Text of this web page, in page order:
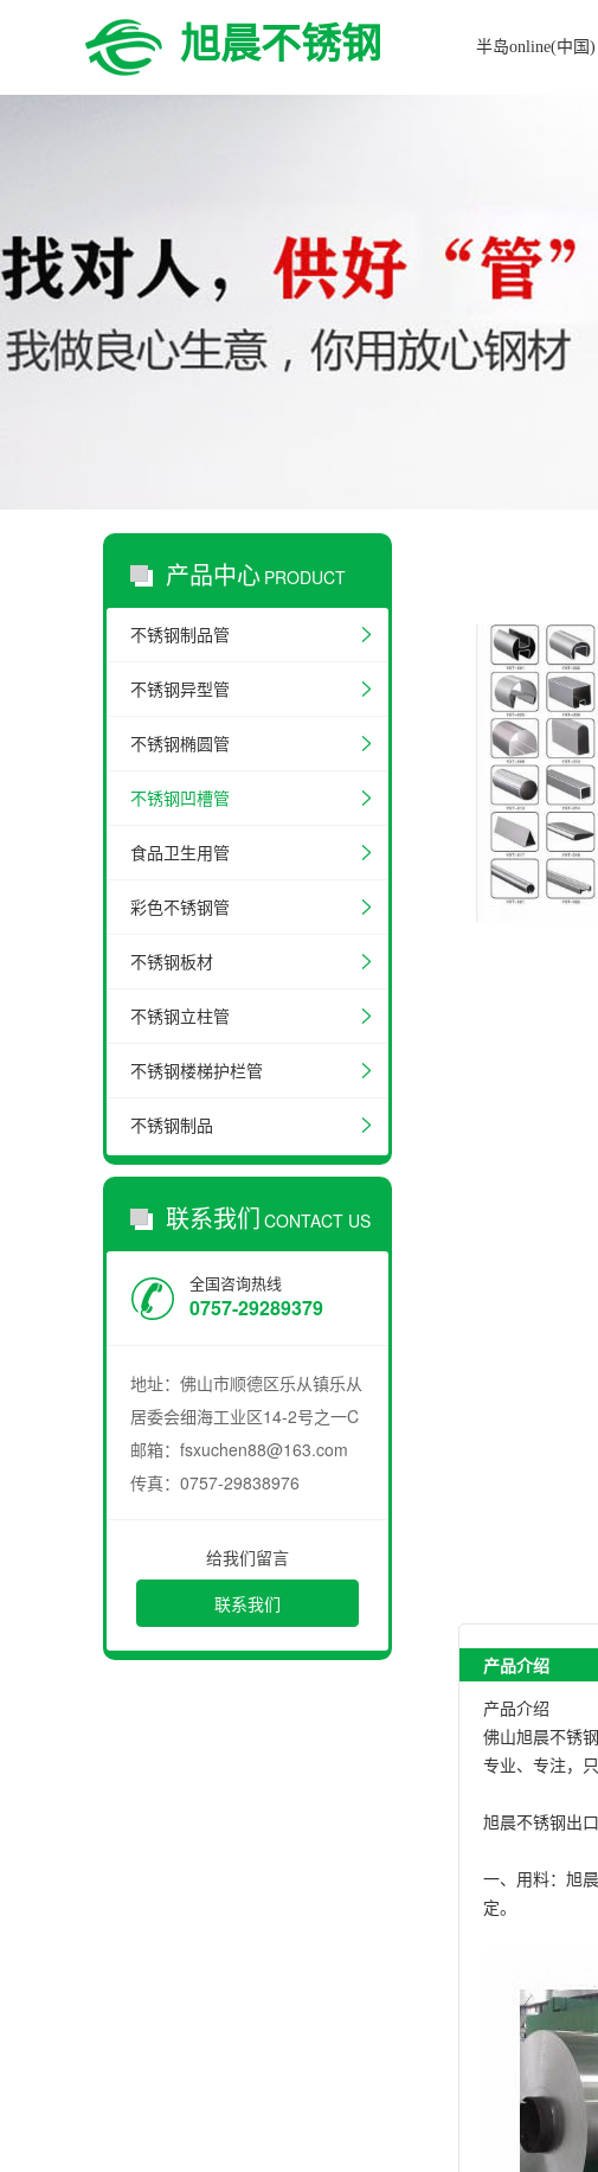
旭晨不锈钢 半岛online(中国)
产品中心 PRODUCT
不锈钢制品管
不锈钢异型管
不锈钢椭圆管
不锈钢凹槽管
食品卫生用管
彩色不锈钢管
不锈钢板材
不锈钢立柱管
不锈钢楼梯护栏管
不锈钢制品
联系我们 CONTACT US
全国咨询热线
0757-29289379
地址：佛山市顺德区乐从镇乐从
居委会细海工业区14-2号之一C
邮箱：fsxuchen88@163.com
传真：0757-29838976
给我们留言
联系我们
产品介绍
产品介绍
佛山旭晨不锈
专业、专注，
旭晨不锈钢出
一、用料：旭
定。